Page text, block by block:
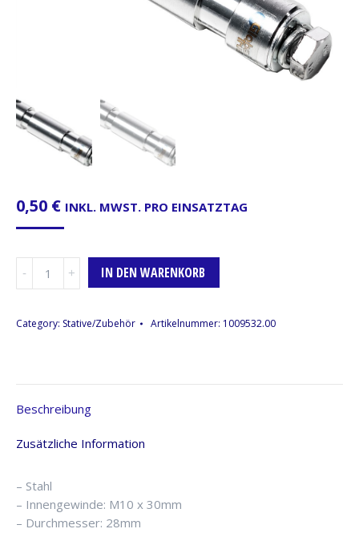
0,50 € INKL. MWST. PRO EINSATZTAG
M10
IN DEN WARENKORB
Category: Stative/Zubehör Artikelnummer: 1009532.00
Beschreibung
Zusätzliche Information
– Stahl
– Innengewinde: M10 x 30mm
– Durchmesser: 28mm